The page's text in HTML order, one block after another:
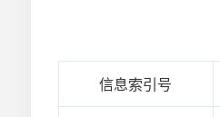
信息索引号